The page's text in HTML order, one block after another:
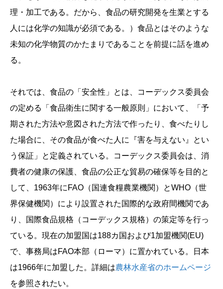
理・加工である。だから、食品の研究開発を生業とする
人には化学の知識が必須である。）食品とはそのような
未知の化学物質のかたまりであることを前提に話を進め
る。
それでは、食品の「安全性」とは、コーデックス委員会
の定める「食品衛生に関する一般原則」において、「予
期された方法や意図された方法で作ったり、食べたりし
た場合に、その食品が食べた人に『害を与えない』とい
う保証」と定義されている。コーデックス委員会は、消
費者の健康の保護、食品の公正な貿易の確保等を目的と
して、1963年にFAO（国連食糧農業機関）とWHO（世
界保健機関）により設置された国際的な政府間機関であ
り、国際食品規格（コーデックス規格）の策定等を行っ
ている。現在の加盟国は188カ国および1加盟機関(EU)
で、事務局はFAO本部（ローマ）に置かれている。日本
は1966年に加盟した。詳細は農林水産省のホームページ
を参照されたい。